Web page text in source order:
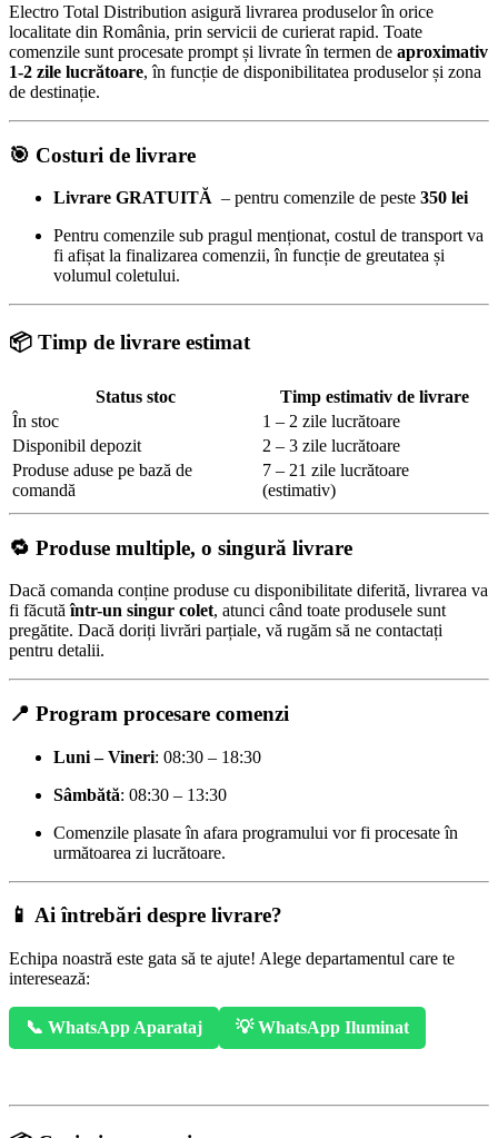
Electro Total Distribution asigură livrarea produselor în orice
localitate din România, prin servicii de curierat rapid. Toate
comenzile sunt procesate prompt și livrate în termen de aproximativ
1-2 zile lucrătoare, în funcție de disponibilitatea produselor și zona
de destinație.
🎯 Costuri de livrare
Livrare GRATUITĂ – pentru comenzile de peste 350 lei
Pentru comenzile sub pragul menționat, costul de transport va
fi afișat la finalizarea comenzii, în funcție de greutatea și
volumul coletului.
📦 Timp de livrare estimat
Status stoc
Timp estimativ de livrare
În stoc
1 – 2 zile lucrătoare
Disponibil depozit
2 – 3 zile lucrătoare
Produse aduse pe bază de
comandă
7 – 21 zile lucrătoare
(estimativ)
🔁 Produse multiple, o singură livrare
Dacă comanda conține produse cu disponibilitate diferită, livrarea va
fi făcutăîntr-un singur colet, atunci când toate produsele sunt
pregătite. Dacă doriți livrări parțiale, vă rugăm să ne contactați
pentru detalii.
📍 Program procesare comenzi
Luni – Vineri: 08:30 – 18:30
Sâmbătă: 08:30 – 13:30
Comenzile plasate în afara programului vor fi procesate în
următoarea zi lucrătoare.
📱 Ai întrebări despre livrare?
Echipa noastră este gata să te ajute! Alege departamentul care te
interesează:
📞 WhatsApp Aparataj 💡 WhatsApp Iluminat